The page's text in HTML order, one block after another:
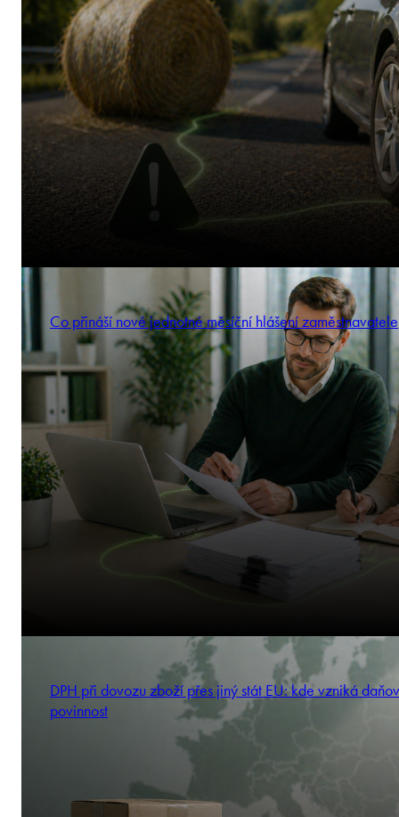
Co přináší nové jednotné měsíční hlášení zaměstnavatele
DPH při dovozu zboží přes jiný stát EU: kde vzniká
povinnost